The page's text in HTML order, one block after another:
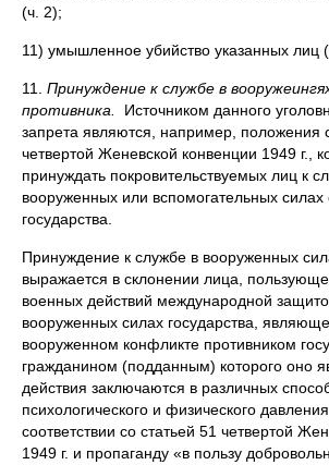
(ч. 2);
11) умышленное убийство указанных лиц
11. Принуждение к службе в
противника. Источником данного
запрета являются, например, положения
четвертой Женевской конвенции 1949 г.,
принуждать покрови­тельствуемых лиц к
вооруженных или вспомогательных
государства.
Принуждение к службе в вооруженных
выражается в скло­нении лица,
военных действий международной
вооруженных силах государства,
вооруженном конфликте противником
гражданином (подданным) которого оно
действия заключаются в различных
психологическо­го и физического
соответствии со статьей 51 четвертой
1949 г. и пропаганду «в пользу